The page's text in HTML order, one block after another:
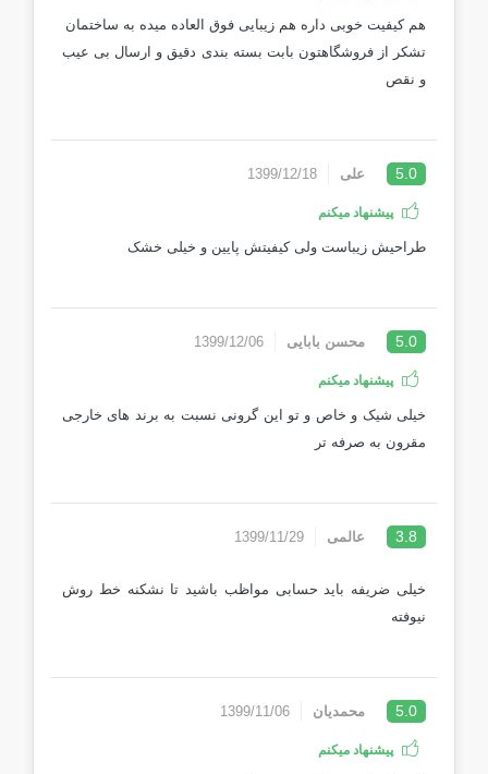
هم کیفیت خوبی داره هم زیبایی فوق العاده میده به ساختمان
تشکر از فروشگاهتون بابت بسته بندی دقیق و ارسال بی عیب
و نقص
5.0 علی 1399/12/18
پیشنهاد میکنم
طراحیش زیباست ولی کیفیتش پایین و خیلی خشک
5.0 محسن بابایی 1399/12/06
پیشنهاد میکنم
خیلی شیک و خاص و تو این گرونی نسبت به برند های خارجی
مقرون به صرفه تر
3.8 عالمی 1399/11/29
خیلی ضریفه باید حسابی مواظب باشید تا نشکنه خط روش
نیوفته
5.0 محمدیان 1399/11/06
پیشنهاد میکنم